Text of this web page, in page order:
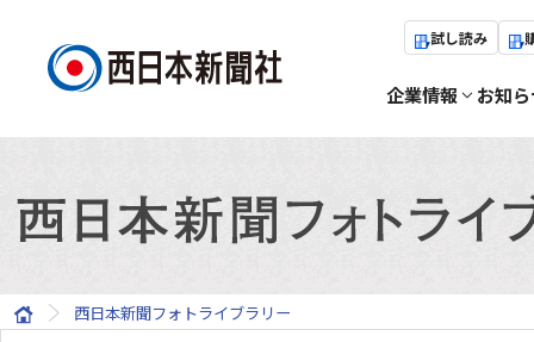
試し読み
企業情報 お知
西日本新聞フォトライブラリー